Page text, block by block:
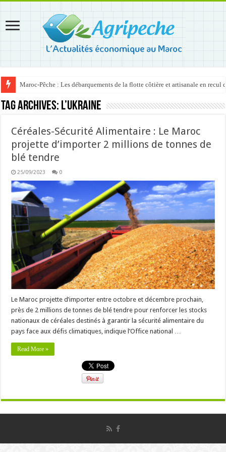
Maroc-Pêche : Les débarquements de la flotte côtière et artisanale en recul
Tag Archives: l’Ukraine
Céréales-Sécurité Alimentaire : Le Maroc
projette d’importer 2 millions de tonnes de
blé tendre
25/09/2023 0
Le Maroc projette d’importer entre octobre et décembre prochain,
près de 2 millions de tonnes de blé tendre pour renforcer les stocks
nationaux de céréales destinés à garantir la sécurité alimentaire du
pays face aux défis climatiques, indique l’Office national …
Read More »